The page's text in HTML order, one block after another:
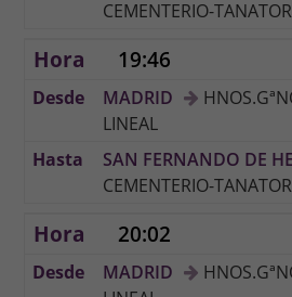
CEMENTERIO-
19:46
MADRID
LINEAL
SAN FERNANDO DE
CEMENTERIO-
20:02
MADRID